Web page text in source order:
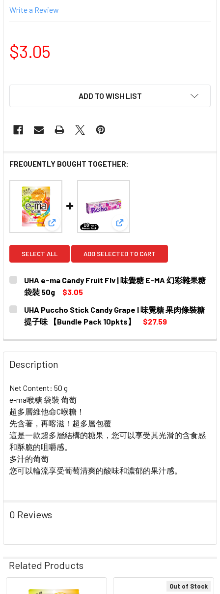
Write a Review
$3.05
ADD TO WISH LIST
FREQUENTLY BOUGHT TOGETHER:
View: UHA e-ma Candy Fruit Flv | 味覺糖 E-MA 幻
View: UHA Puccho Stick
SELECT ALL ADD SELECTED TO CART
UHA e-ma Candy Fruit Flv | 味覺糖 E-MA 幻彩雜果糖
袋裝 50g
$3.05
CURRENT
STOCK:
QUANTITY:
DECREASE QUANTITY OF UHA E-MA CANDY FRUIT FLV |
INCREASE QUANTITY OF UHA E-MA CANDY
UHA Puccho Stick Candy Grape | 味覺糖 果肉條裝糖
提子味 【Bundle Pack 10pkts】
$27.59
DECREASE QUANTITY OF UHA PUCCHO STICK CANDY
INCREASE QUANTITY OF UHA PUCCHO STICK
Description
Net Content: 50 g
e-ma喉糖 袋裝 葡萄
超多層維他命C喉糖！
先含著，再喀滋！超多層包覆
這是一款超多層結構的糖果，您可以享受其光滑的含食感
和酥脆的咀嚼感。
多汁的葡萄
您可以輪流享受葡萄清爽的酸味和濃郁的果汁感。
0 Reviews
Related Products
Out of Stock